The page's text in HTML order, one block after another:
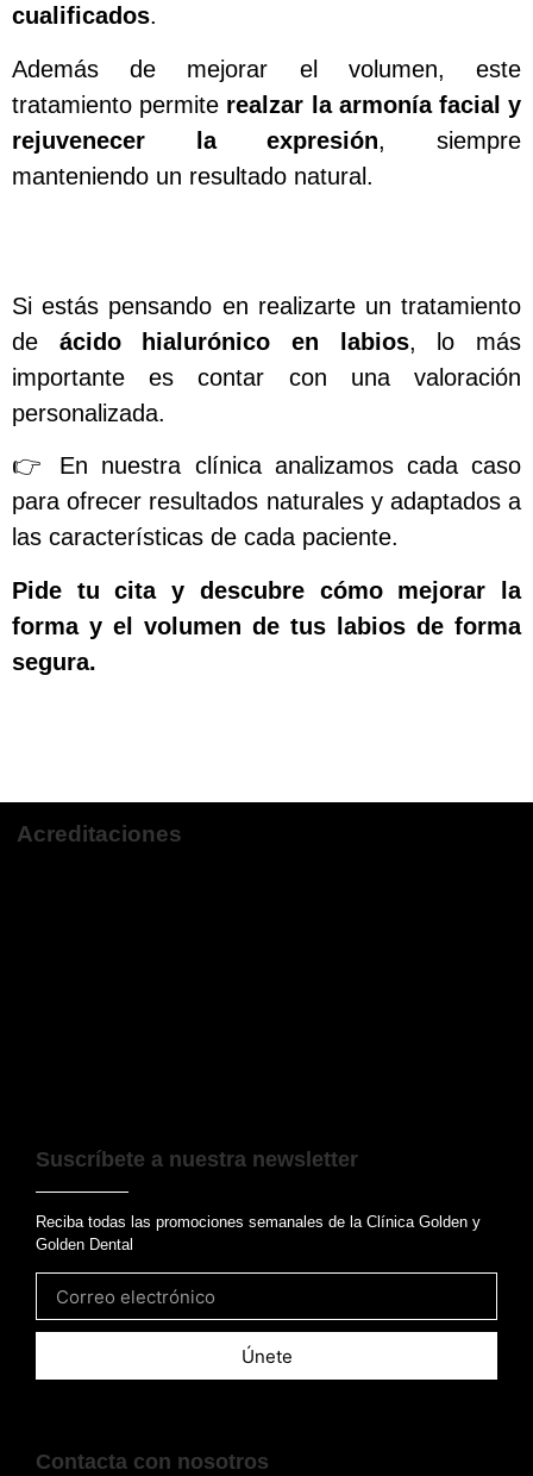
cualificados.
Además de mejorar el volumen, este
tratamiento permite realzar la armonía facial y
rejuvenecer la expresión, siempre
manteniendo un resultado natural.
Si estás pensando en realizarte un tratamiento
de ácido hialurónico en labios, lo más
importante es contar con una valoración
personalizada.
👉 En nuestra clínica analizamos cada caso
para ofrecer resultados naturales y adaptados a
las características de cada paciente.
Pide tu cita y descubre cómo mejorar la
forma y el volumen de tus labios de forma
segura.
Acreditaciones
Suscríbete a nuestra newsletter
Reciba todas las promociones semanales de la Clínica Golden y
Golden Dental
Únete
Contacta con nosotros